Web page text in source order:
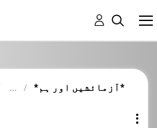
*آزمائشیں اور ہم*